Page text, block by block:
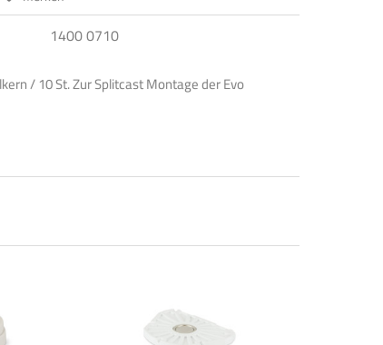
1400 0710
/ 10 St. Zur Splitcast Montage der Evo